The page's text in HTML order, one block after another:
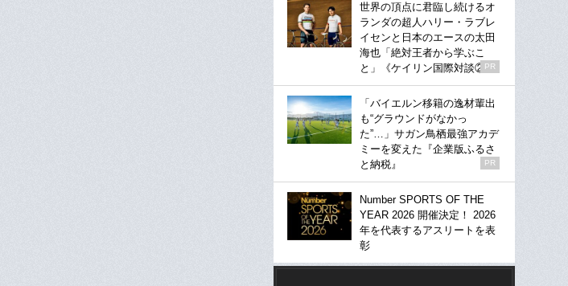
世界の頂点に君臨し続けるオ
ランダの超人ハリー・ラブレ
イセンと日本のエースの太田
海也「絶対王者から学ぶこ
と」《ケイリン国際対談②》
PR
「バイエルン移籍の逸材輩出
も“グラウンドがなかっ
た”…」サガン鳥栖最強アカデ
ミーを変えた『企業版ふるさ
と納税』
PR
Number SPORTS OF THE
YEAR 2026 開催決定！ 2026
年を代表するアスリートを表
彰